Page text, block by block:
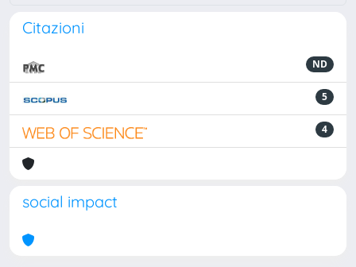
Citazioni
ND
5
4
social impact